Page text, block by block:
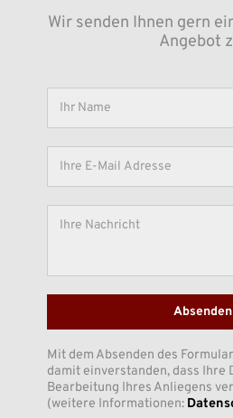
Wir senden Ihnen gern
Angebot
Absenden
Mit dem Absenden des
damit einverstanden, dass Ihre
Bearbeitung Ihres Anliegens
(weitere Informationen: